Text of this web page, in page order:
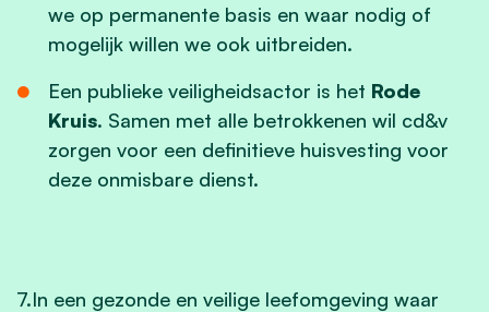
we op permanente basis en waar nodig of
mogelijk willen we ook uitbreiden.
Een publieke veiligheidsactor is het Rode
Kruis. Samen met alle betrokkenen wil cd&v
zorgen voor een definitieve huisvesting voor
deze onmisbare dienst.
7.In een gezonde en veilige leefomgeving waar